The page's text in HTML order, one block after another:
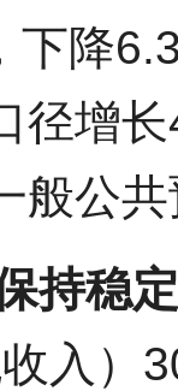
下降
径增
般公
持稳
入）